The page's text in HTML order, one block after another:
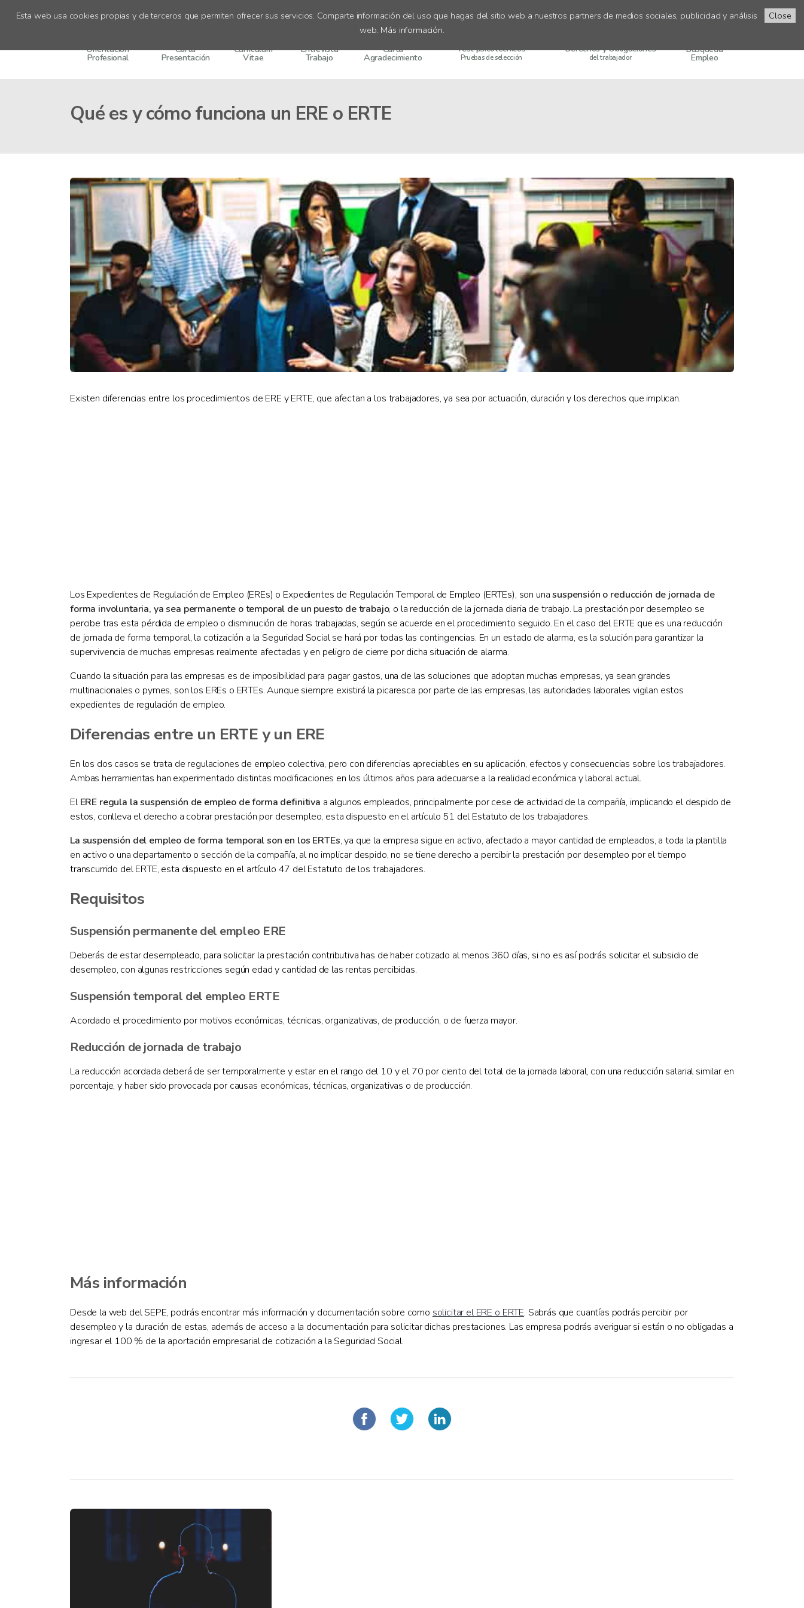
Close
Esta web usa cookies propias y de terceros que permiten ofrecer sus servicios. Comparte información del uso que hagas del sitio web a nuestros partners de medios sociales, publicidad y análisis
web. Más información.
Orientación
Profesional
Carta
Presentación
Currículum
Vitae
Entrevista
Trabajo
Carta
Agradecimiento
Test psicotécnicos
Pruebas de selección
Derechos y Obligaciones
del trabajador
Búsqueda
Empleo
Qué es y cómo funciona un ERE o ERTE
Existen diferencias entre los procedimientos de ERE y ERTE, que afectan a los trabajadores, ya sea por actuación, duración y los derechos que implican.
Los Expedientes de Regulación de Empleo (EREs) o Expedientes de Regulación Temporal de Empleo (ERTEs), son unasuspensión o reducción de jornada de
forma involuntaria, ya sea permanente o temporal de un puesto de trabajo, o la reducción de la jornada diaria de trabajo. La prestación por desempleo se
percibe tras esta pérdida de empleo o disminución de horas trabajadas, según se acuerde en el procedimiento seguido. En el caso del ERTE que es una reducción
de jornada de forma temporal, la cotización a la Seguridad Social se hará por todas las contingencias. En un estado de alarma, es la solución para garantizar la
supervivencia de muchas empresas realmente afectadas y en peligro de cierre por dicha situación de alarma.
Cuando la situación para las empresas es de imposibilidad para pagar gastos, una de las soluciones que adoptan muchas empresas, ya sean grandes
multinacionales o pymes, son los EREs o ERTEs. Aunque siempre existirá la picaresca por parte de las empresas, las autoridades laborales vigilan estos
expedientes de regulación de empleo.
Diferencias entre un ERTE y un ERE
En los dos casos se trata de regulaciones de empleo colectiva, pero con diferencias apreciables en su aplicación, efectos y consecuencias sobre los trabajadores.
Ambas herramientas han experimentado distintas modificaciones en los últimos años para adecuarse a la realidad económica y laboral actual.
ElERE regula la suspensión de empleo de forma definitiva a algunos empleados, principalmente por cese de actividad de la compañía, implicando el despido de
estos, conlleva el derecho a cobrar prestación por desempleo, esta dispuesto en el artículo 51 del Estatuto de los trabajadores.
La suspensión del empleo de forma temporal son en los ERTEs, ya que la empresa sigue en activo, afectado a mayor cantidad de empleados, a toda la plantilla
en activo o una departamento o sección de la compañía, al no implicar despido, no se tiene derecho a percibir la prestación por desempleo por el tiempo
transcurrido del ERTE, esta dispuesto en el artículo 47 del Estatuto de los trabajadores.
Requisitos
Suspensión permanente del empleo ERE
Deberás de estar desempleado, para solicitar la prestación contributiva has de haber cotizado al menos 360 días, si no es así podrás solicitar el subsidio de
desempleo, con algunas restricciones según edad y cantidad de las rentas percibidas.
Suspensión temporal del empleo ERTE
Acordado el procedimiento por motivos económicas, técnicas, organizativas, de producción, o de fuerza mayor.
Reducción de jornada de trabajo
La reducción acordada deberá de ser temporalmente y estar en el rango del 10 y el 70 por ciento del total de la jornada laboral, con una reducción salarial similar en
porcentaje, y haber sido provocada por causas económicas, técnicas, organizativas o de producción.
Más información
Desde la web del SEPE, podrás encontrar más información y documentación sobre como solicitar el ERE o ERTE. Sabrás que cuantías podrás percibir por
desempleo y la duración de estas, además de acceso a la documentación para solicitar dichas prestaciones. Las empresa podrás averiguar si están o no obligadas a
ingresar el 100 % de la aportación empresarial de cotización a la Seguridad Social.